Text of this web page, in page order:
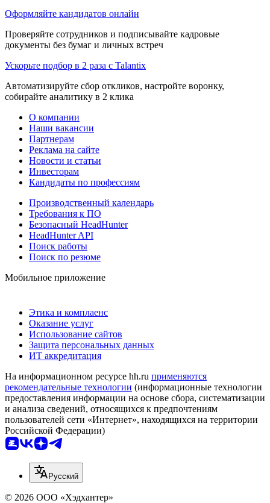
Оформляйте кандидатов онлайн
Проверяйте сотрудников и подписывайте кадровые
документы без бумаг и личных встреч
Ускорьте подбор в 2 раза с Talantix
Автоматизируйте сбор откликов, настройте воронку,
собирайте аналитику в 2 клика
О компании
Наши вакансии
Партнерам
Реклама на сайте
Новости и статьи
Инвесторам
Кандидаты по профессиям
Производственный календарь
Требования к ПО
Безопасный HeadHunter
HeadHunter API
Поиск работы
Поиск по резюме
Мобильное приложение
Этика и комплаенс
Оказание услуг
Использование сайтов
Защита персональных данных
ИТ аккредитация
На информационном ресурсе hh.ru применяются
рекомендательные технологии (информационные технологии
предоставления информации на основе сбора, систематизации
и анализа сведений, относящихся к предпочтениям
пользователей сети «Интернет», находящихся на территории
Российской Федерации)
Русский
© 2026 ООО «Хэдхантер»